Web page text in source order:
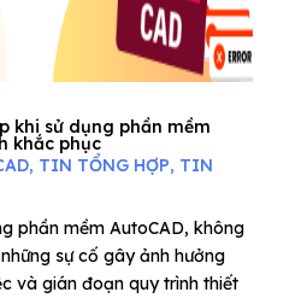
khi sử dụng phần mềm
khắc phục
, TIN TỔNG HỢP, TIN
phần mềm AutoCAD, không
sự cố gây ảnh hưởng
và gián đoạn quy trình thiết